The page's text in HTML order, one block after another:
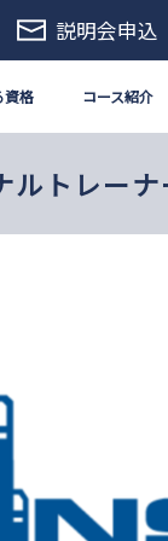
説明会申込
資格 コース紹介
ルトレー